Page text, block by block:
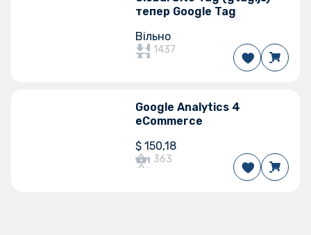
тепер Google Tag
Вільно
1437
Google Analytics 4
eCommerce
$ 150,18
363